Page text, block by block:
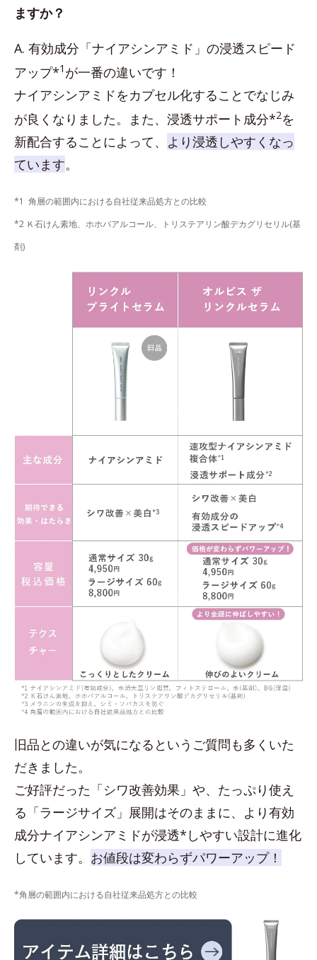
ますか？
A. 有効成分「ナイアシンアミド」の浸透スピード
アップ*1 が一番の違いです！
ナイアシンアミドをカプセル化することでなじみ
が良くなりました。また、浸透サポート成分*2を
新配合することによって、 より浸透しやすくなっ
ています。
*1 角層の範囲内における自社従来品処方との比較
*2 Ｋ石けん素地、ホホバアルコール、トリステアリン酸デカグリセリル(基
剤)
旧品との違いが気になるというご質問も多くいた
だきました。
ご好評だった「シワ改善効果」や、たっぷり使え
る「ラージサイズ」展開はそのままに、より有効
成分ナイアシンアミドが浸透*しやすい設計に進化
しています。 お値段は変わらずパワーアップ！
*角層の範囲内における自社従来品処方との比較